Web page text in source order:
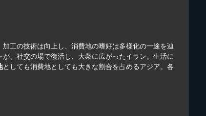
工の技術は向上し、消費地の嗜好は多様化の一途を辿
、社交の場で復活し、大衆に広がったイラン。生活に
としても消費地としても大きな割合を占めるアジア。各